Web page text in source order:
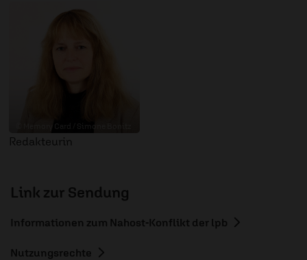
Redakteurin
Link zur Sendung
Informationen zum Nahost-Konflikt der lpb
Nutzungsrechte